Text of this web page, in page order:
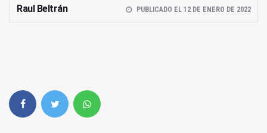
Raul Beltrán PUBLICADO EL 12 DE ENERO DE 2022